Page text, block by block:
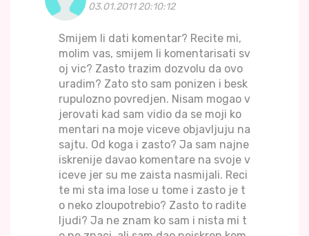
03.01.2011 20:10:12
Smijem li dati komentar? Recite mi,
molim vas, smijem li komentarisati sv
oj vic? Zasto trazim dozvolu da ovo
uradim? Zato sto sam ponizen i besk
rupulozno povredjen. Nisam mogao v
jerovati kad sam vidio da se moji ko
mentari na moje viceve objavljuju na
sajtu. Od koga i zasto? Ja sam najne
iskrenije davao komentare na svoje v
iceve jer su me zaista nasmijali. Reci
te mi sta ima lose u tome i zasto je t
o neko zloupotrebio? Zasto to radite
ljudi? Ja ne znam ko sam i nista mi t